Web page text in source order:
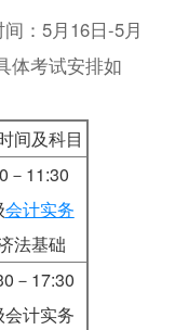
：5月16日-5月
体考试安排如
间及科目
－11:30
会计实务
法基础
－17:30
会计实务